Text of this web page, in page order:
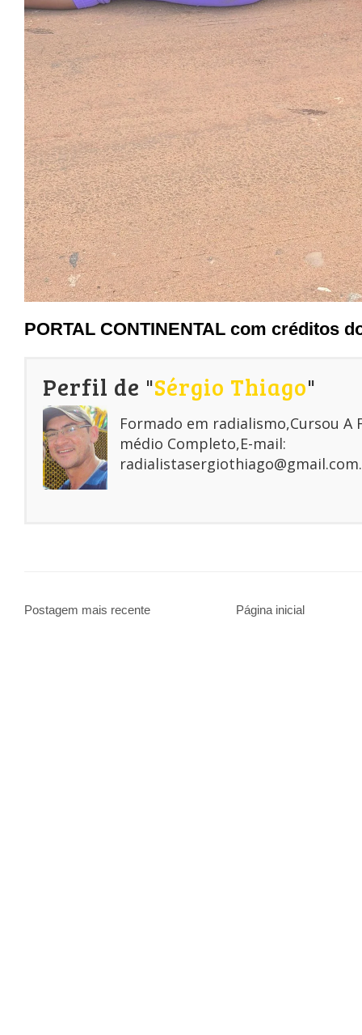
PORTAL CONTINENTAL com créditos
Perfil de "Sérgio Thiago"
Formado em radialismo,Cursou A
médio Completo,E-mail:
radialistasergiothiago@gmail.com.
Postagem mais recente Página inicial